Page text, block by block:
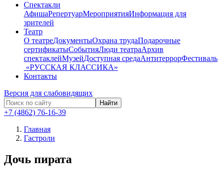
Спектакли
АфишаРепертуарМероприятияИнформация для
зрителей
Театр
О театреДокументыОхрана трудаПодарочные
сертификатыСобытияЛюди театраАрхив
спектаклейМузейДоступная средаАнтитеррорФестиваль
​ «РУССКАЯ КЛАССИКА»
Контакты
Версия для слабовидящих
Найти
+7 (4862) 76-16-39
Главная
Гастроли
Дочь пирата